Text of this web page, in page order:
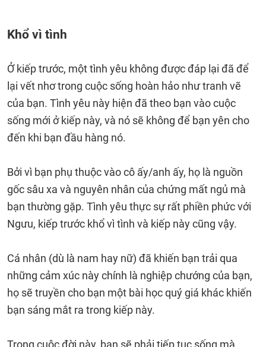
Khổ vì tình
Ở kiếp trước, một tình yêu không được đáp lại đã để
lại vết nhơ trong cuộc sống hoàn hảo như tranh vẽ
của bạn. Tình yêu này hiện đã theo bạn vào cuộc
sống mới ở kiếp này, và nó sẽ không để bạn yên cho
đến khi bạn đầu hàng nó.
Bởi vì bạn phụ thuộc vào cô ấy/anh ấy, họ là nguồn
gốc sâu xa và nguyên nhân của chứng mất ngủ mà
bạn thường gặp. Tình yêu thực sự rất phiền phức với
Ngưu, kiếp trước khổ vì tình và kiếp này cũng vậy.
Cá nhân (dù là nam hay nữ) đã khiến bạn trải qua
những cảm xúc này chính là nghiệp chướng của bạn,
họ sẽ truyền cho bạn một bài học quý giá khác khiến
bạn sáng mắt ra trong kiếp này.
Trong cuộc đời này, bạn sẽ phải tiếp tục sống mà